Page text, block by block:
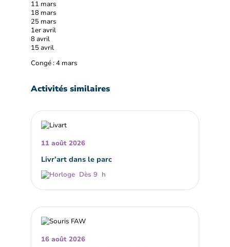
11 mars
18 mars
25 mars
1er avril
8 avril
15 avril
Congé : 4 mars
Activités similaires
11 août 2026
Livr’art dans le parc
Dès 9 h
16 août 2026